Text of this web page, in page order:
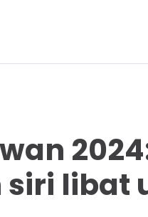
libat